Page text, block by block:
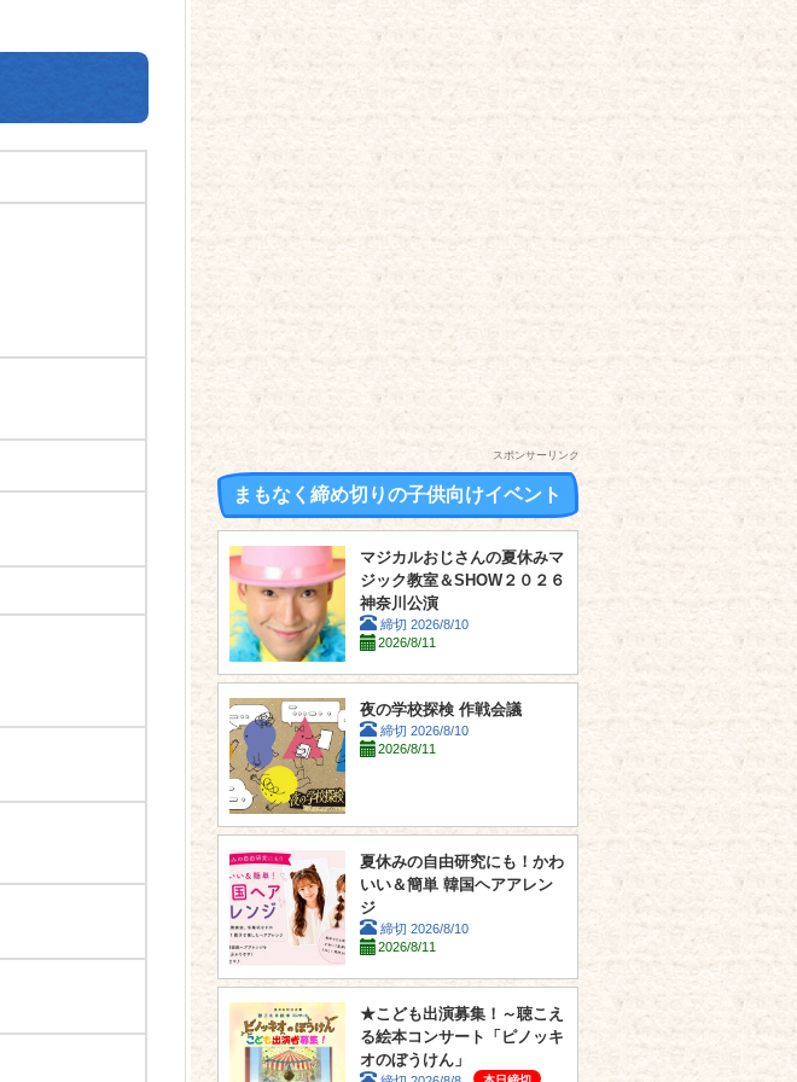
スポンサーリンク
まもなく締め切りの子供向けイベント
マジカルおじさんの夏休みマ
ジック教室＆SHOW２０２６
神奈川公演
締切 2026/8/10
2026/8/11
夜の学校探検 作戦会議
締切 2026/8/10
2026/8/11
夏休みの自由研究にも！かわ
いい＆簡単 韓国ヘアアレン
ジ
締切 2026/8/10
2026/8/11
★こども出演募集！～聴こえ
る絵本コンサート「ピノッキ
オのぼうけん」